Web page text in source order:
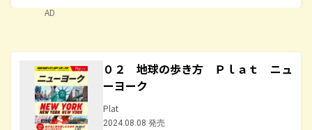
AD
０２ 地球の歩き方 Ｐｌａｔ ニュ
ーヨーク
Plat
2024.08.08 発売